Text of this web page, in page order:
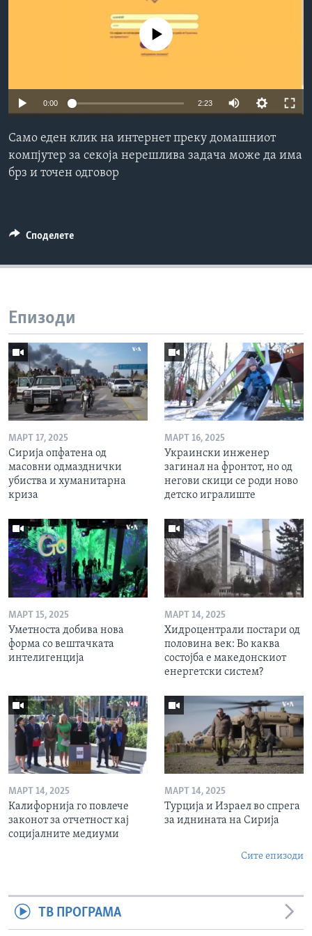
No media source currently available
0:00 2:23
Само еден клик на интернет преку домашниот
компјутер за секоја нерешлива задача може да има
брз и точен одговор
Споделете
Епизоди
МАРТ 17, 2025
Сирија опфатена од
масовни одмазднички
убиства и хуманитарна
криза
МАРТ 16, 2025
Украински инженер
загинал на фронтот, но од
негови скици се роди ново
детско игралиште
МАРТ 15, 2025
Уметноста добива нова
форма со вештачката
интелигенција
МАРТ 14, 2025
Хидроцентрали постари од
половина век: Во каква
состојба е македонскиот
енергетски систем?
МАРТ 14, 2025
Калифорнија го повлече
законот за отчетност кај
социјалните медиуми
МАРТ 14, 2025
Турција и Израел во спрега
за иднината на Сирија
Сите епизоди
ТВ ПРОГРАМА